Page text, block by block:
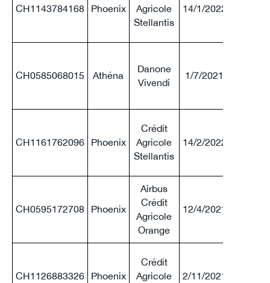
CH1143784168 Phoenix
Agricole
Stellantis
14/1/2022
CH0585068015 Athéna
Danone
Vivendi
1/7/2021
CH1161762096 Phoenix
Crédit
Agricole
Stellantis
14/2/2022
CH0595172708 Phoenix
Airbus
Crédit
Agricole
Orange
12/4/2021
CH1126883326 Phoenix
Crédit
Agricole
2/11/2021